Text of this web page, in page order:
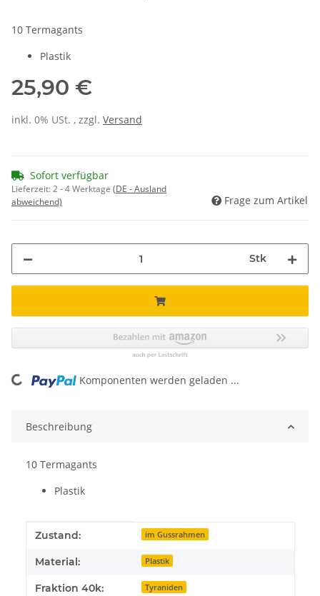
10 Termagants
Plastik
25,90 €
inkl. 0% USt. , zzgl. Versand
Sofort verfügbar
Lieferzeit:2 - 4 Werktage (DE - Ausland
abweichend)
Frage zum Artikel
Stk
Komponenten werden geladen ...
Beschreibung
10 Termagants
Plastik
Produkteigenschaft
Wert
Zustand: im Gussrahmen
Material: Plastik
Fraktion 40k: Tyraniden